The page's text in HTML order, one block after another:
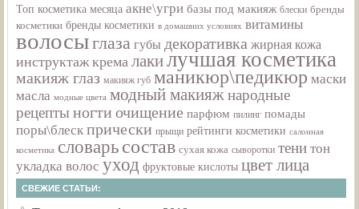
Топ косметика месяца акне\угри базы под макияж блески бренды
косметики бренды косметики в домашних условиях витамины
волосыглаза губы декоративка жирная кожа
инструктаж крема лакилучшая косметика
макияж глаз макияж губ маникюр\педикюр маски
масла модные цвета модный макияж народные
рецепты ногти очищение парфюм пилинг помады
поры\блеск прически прыщи рейтинги косметики салонная
косметика словарьсостав сухая кожа сыворотки тени тон
укладка волос уход фруктовые кислоты цвет лица
СВЕЖИЕ СТАТЬИ: